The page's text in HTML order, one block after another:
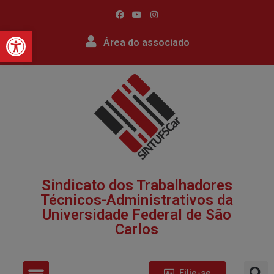
Barra de Ferramentas
Área do associado
Sindicato dos Trabalhadores
Técnicos-Administrativos da
Universidade Federal de São
Carlos​